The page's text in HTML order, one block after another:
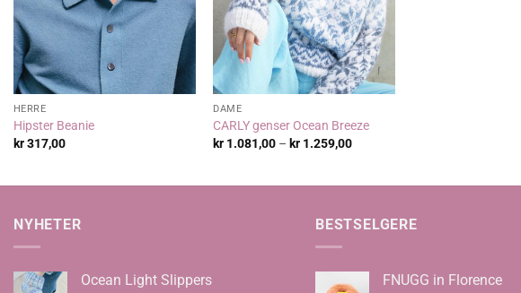
HERRE
Hipster Beanie
kr317,00
DAME
CARLY genser Ocean Breeze
kr 1.081,00 – kr 1.259,00Prisområde:
NYHETER
Ocean Light Slippers
BESTSELGERE
FNUGG in Florence